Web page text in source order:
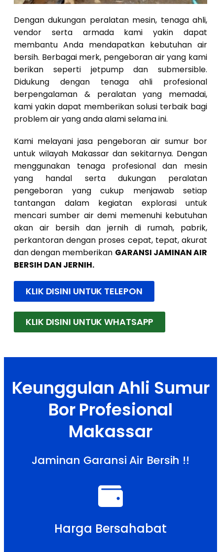
Dengan dukungan peralatan mesin, tenaga ahli,
vendor serta armada kami yakin dapat
membantu Anda mendapatkan kebutuhan air
bersih. Berbagai merk, pengeboran air yang kami
berikan seperti jetpump dan submersible.
Didukung dengan tenaga ahli profesional
berpengalaman & peralatan yang memadai,
kami yakin dapat memberikan solusi terbaik bagi
problem air yang anda alami selama ini.
Kami melayani jasa pengeboran air sumur bor
untuk wilayah Makassar dan sekitarnya. Dengan
menggunakan tenaga profesional dan mesin
yang handal serta dukungan peralatan
pengeboran yang cukup menjawab setiap
tantangan dalam kegiatan explorasi untuk
mencari sumber air demi memenuhi kebutuhan
akan air bersih dan jernih di rumah, pabrik,
perkantoran dengan proses cepat, tepat, akurat
dan dengan memberikan GARANSI JAMINAN AIR
BERSIH DAN JERNIH.
KLIK DISINI UNTUK TELEPON
KLIK DISINI UNTUK WHATSAPP
Keunggulan Ahli Sumur
Bor Profesional
Makassar
Jaminan Garansi Air Bersih !!
Harga Bersahabat